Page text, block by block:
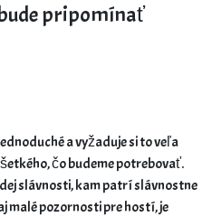
pripomínať
a vyžaduje si to veľa
čo budeme potrebovať.
slávnosti, kam patrí slávnostne
malé pozornosti pre hostí, je